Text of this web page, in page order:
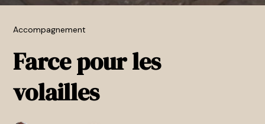
Accompagnement
Farce pour les
volailles